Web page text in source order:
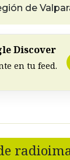
de
Discover
en tu feed.